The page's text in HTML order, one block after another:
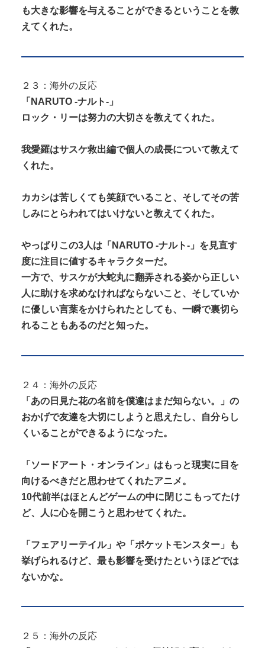
も大きな影響を与えることができるということを教
えてくれた。
２３：海外の反応
「NARUTO -ナルト-」
ロック・リーは努力の大切さを教えてくれた。
我愛羅はサスケ救出編で個人の成長について教えて
くれた。
カカシは苦しくても笑顔でいること、そしてその苦
しみにとらわれてはいけないと教えてくれた。
やっぱりこの3人は「NARUTO -ナルト-」を見直す
度に注目に値するキャラクターだ。
一方で、サスケが大蛇丸に翻弄される姿から正しい
人に助けを求めなければならないこと、そしていか
に優しい言葉をかけられたとしても、一瞬で裏切ら
れることもあるのだと知った。
２４：海外の反応
「あの日見た花の名前を僕達はまだ知らない。」の
おかげで友達を大切にしようと思えたし、自分らし
くいることができるようになった。
「ソードアート・オンライン」はもっと現実に目を
向けるべきだと思わせてくれたアニメ。
10代前半はほとんどゲームの中に閉じこもってたけ
ど、人に心を開こうと思わせてくれた。
「フェアリーテイル」や「ポケットモンスター」も
挙げられるけど、最も影響を受けたというほどでは
ないかな。
２５：海外の反応